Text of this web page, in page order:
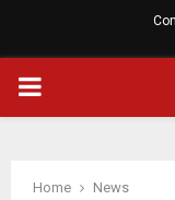
PRIMARY
Home
News